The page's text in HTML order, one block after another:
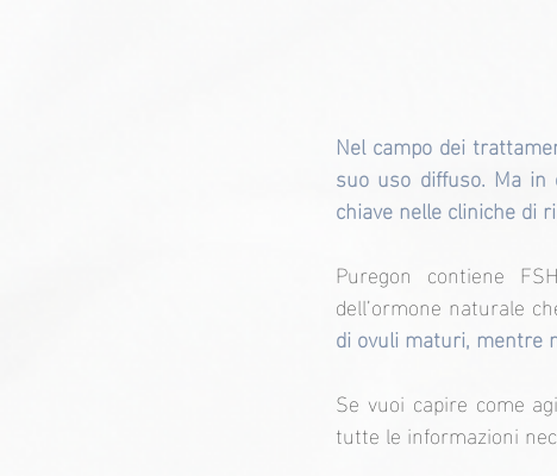
Nel campo dei
suo uso diffuso. Ma
chiave nelle cliniche di
Puregon contiene
dell’ormone naturale
di ovuli maturi, mentre
Se vuoi capire come
tutte le informazioni